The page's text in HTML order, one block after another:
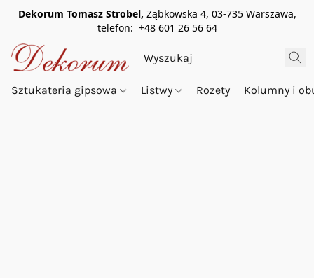
Dekorum Tomasz Strobel, Ząbkowska 4, 03-735 Warszawa,
telefon: +48 601 26 56 64
Sztukateria gipsowa Listwy Rozety Kolumny i